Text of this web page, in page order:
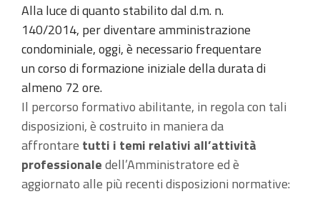
Alla luce di quanto stabilito dal d.m. n.
140/2014, per diventare amministrazione
condominiale, oggi, è necessario frequentare
un corso di formazione iniziale della durata di
almeno 72 ore.
Il percorso formativo abilitante, in regola con tali
disposizioni, è costruito in maniera da
affrontare tutti i temi relativi all’attività
professionaledell’Amministratore ed è
aggiornato alle più recenti disposizioni normative: